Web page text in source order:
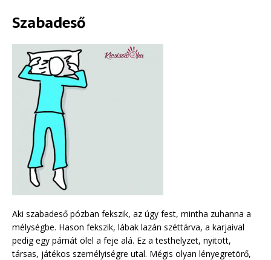
Szabadeső
Aki szabadeső pózban fekszik, az úgy fest, mintha zuhanna a
mélységbe. Hason fekszik, lábak lazán széttárva, a karjaival
pedig egy párnát ölel a feje alá. Ez a testhelyzet, nyitott,
társas, játékos személyiségre utal. Mégis olyan lényegretörő,